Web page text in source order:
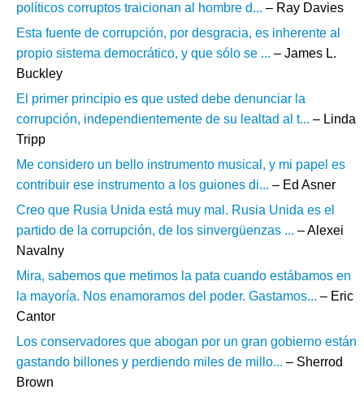
políticos corruptos traicionan al hombre d... – Ray Davies
Esta fuente de corrupción, por desgracia, es inherente al
propio sistema democrático, y que sólo se ... – James L.
Buckley
El primer principio es que usted debe denunciar la
corrupción, independientemente de su lealtad al t... – Linda
Tripp
Me considero un bello instrumento musical, y mi papel es
contribuir ese instrumento a los guiones di... – Ed Asner
Creo que Rusia Unida está muy mal. Rusia Unida es el
partido de la corrupción, de los sinvergüenzas ... – Alexei
Navalny
Mira, sabemos que metimos la pata cuando estábamos en
la mayoría. Nos enamoramos del poder. Gastamos... – Eric
Cantor
Los conservadores que abogan por un gran gobierno están
gastando billones y perdiendo miles de millo... – Sherrod
Brown